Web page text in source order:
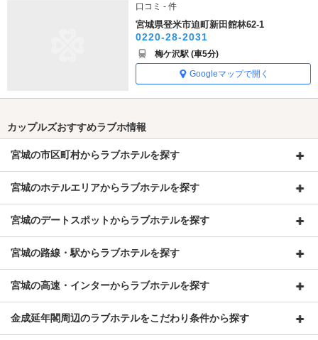
口コミ - 件
宮城県登米市迫町新田館林62-1
0220-28-2031
梅ケ沢駅 (車5分)
Googleマップで開く
カップルズおすすめラブホ情報
宮城の市区町村からラブホテルを探す
宮城のホテルエリアからラブホテルを探す
宮城のデートスポットからラブホテルを探す
宮城の路線・駅からラブホテルを探す
宮城の高速・インターからラブホテルを探す
金成延年閣周辺のラブホテルをこだわり条件から探す